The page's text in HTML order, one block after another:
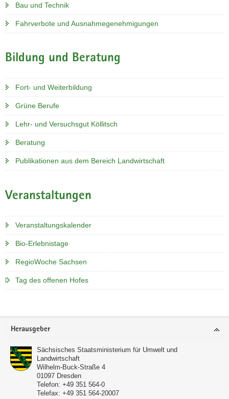
Bau und Technik
Fahrverbote und Ausnahmegenehmigungen
Bildung und Beratung
Fort- und Weiterbildung
Grüne Berufe
Lehr- und Versuchsgut Köllitsch
Beratung
Publikationen aus dem Bereich Landwirtschaft
Veranstaltungen
Veranstaltungskalender
Bio-Erlebnistage
RegioWoche Sachsen
Tag des offenen Hofes
Footer-
Herausgeber
Sächsisches Staatsministerium für Umwelt und
Landwirtschaft
Wilhelm-Buck-Straße 4
01097 Dresden
Telefon: +49 351 564-0
Telefax: +49 351 564-20007